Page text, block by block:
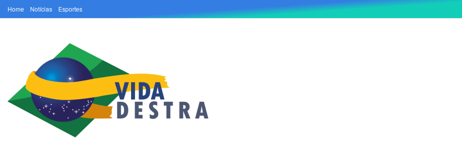
Home Notícias Esportes